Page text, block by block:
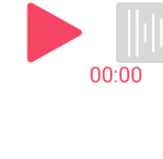
00:00